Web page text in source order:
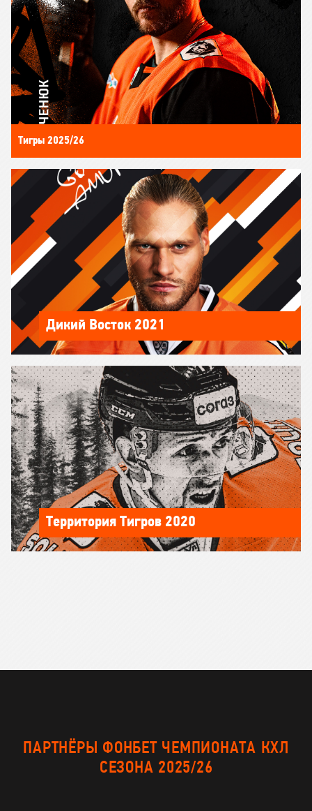
Тигры 2025/26
Дикий Восток 2021
Территория Тигров 2020
ПАРТНЁРЫ ФОНБЕТ ЧЕМПИОНАТА КХЛ
СЕЗОНА 2025/26